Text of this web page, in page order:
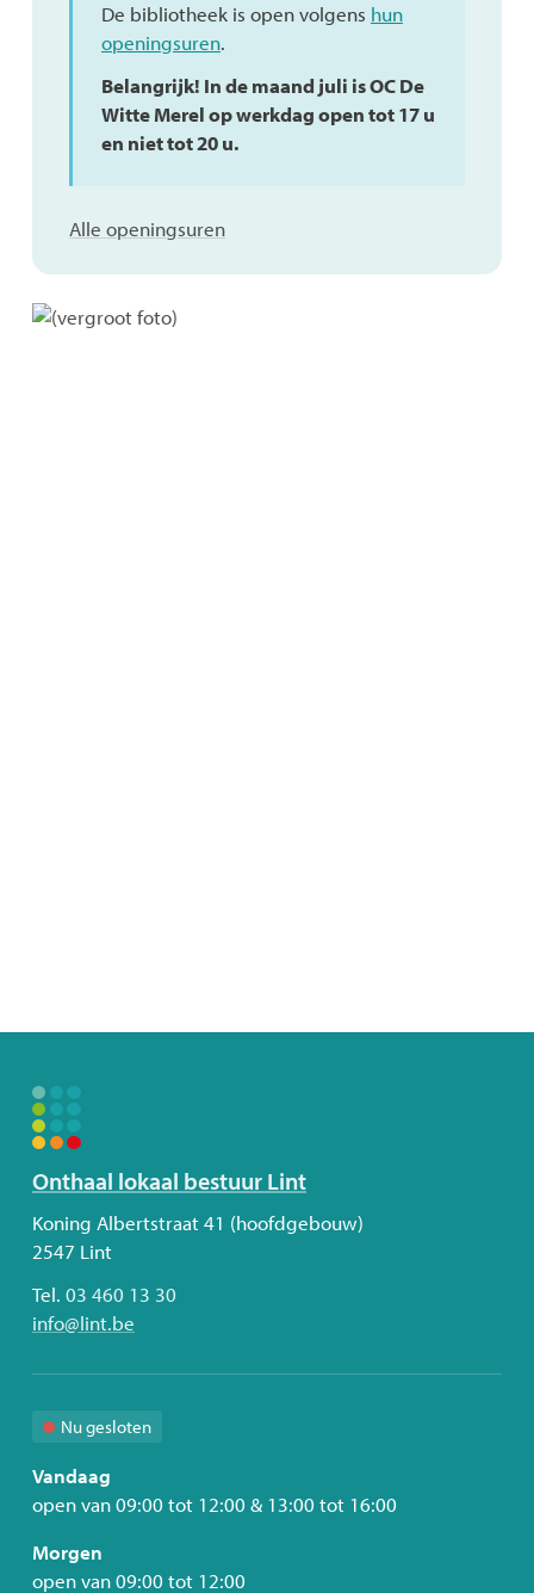
De bibliotheek is open volgens hun
openingsuren.
Belangrijk! In de maand juli is OC De
Witte Merel op werkdag open tot 17 u
en niet tot 20 u.
Alle openingsurenUiT
Volg
ons
Onthaal lokaal bestuur Lint
Adres
Koning Albertstraat 41 (hoofdgebouw)
2547 Lint
Tel. 03 460 13 30
E-
info@lint.be
Nu gesloten
Vandaag
open van09:00 tot 12:00 & 13:00 tot 16:00
Morgen
open van09:00 tot 12:00